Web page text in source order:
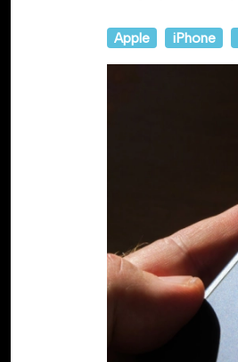
Apple iPhone